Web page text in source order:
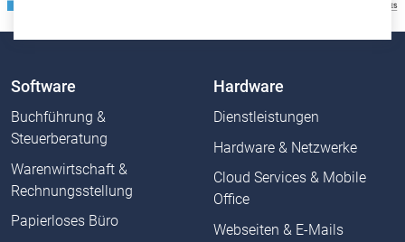
Software
Buchführung &
Steuerberatung
Warenwirtschaft &
Rechnungsstellung
Papierloses Büro
Hardware
Dienstleistungen
Hardware & Netzwerke
Cloud Services & Mobile
Office
Webseiten & E-Mails